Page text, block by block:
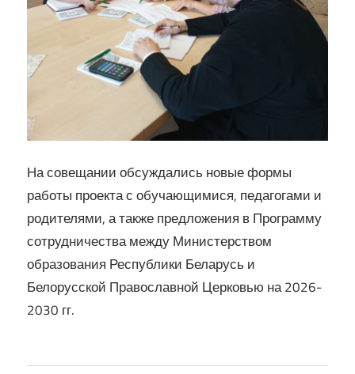
На совещании обсуждались новые формы
работы проекта с обучающимися, педагогами и
родителями, а также предложения в Программу
сотрудничества между Министерством
образования Республики Беларусь и
Белорусской Православной Церковью на 2026-
2030 гг.